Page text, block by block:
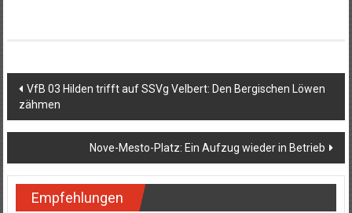
Beitragsnavigation
VfB 03 Hilden trifft auf SSVg Velbert: Den Bergischen Löwen
zähmen
Nove-Mesto-Platz: Ein Aufzug wieder in Betrieb
Empfehlungen